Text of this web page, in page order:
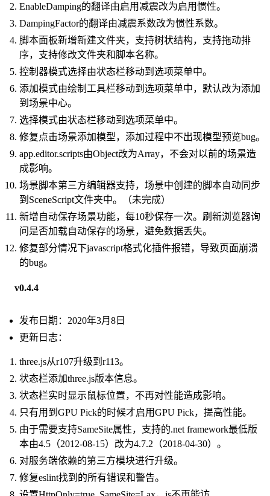
EnableDamping的翻译由启用减震改为启用惯性。
DampingFactor的翻译由减震系数改为惯性系数。
脚本面板新增新建文件夹，支持树状结构，支持拖动排
序，支持修改文件夹和脚本名称。
控制器模式选择由状态栏移动到选项菜单中。
添加模式由绘制工具栏移动到选项菜单中，默认改为添加
到场景中心。
选择模式由状态栏移动到选项菜单中。
修复点击场景添加模型，添加过程中不出现模型预览bug。
app.editor.scripts由Object改为Array，不会对以前的场景造
成影响。
场景脚本第三方编辑器支持，场景中创建的脚本自动同步
到SceneScript文件夹中。（未完成）
新增自动保存场景功能，每10秒保存一次。刷新浏览器询
问是否加载自动保存的场景，避免数据丢失。
修复部分情况下javascript格式化插件报错，导致页面崩溃
的bug。
v0.4.4
发布日期：2020年3月8日
更新日志：
three.js从r107升级到r113。
状态栏添加three.js版本信息。
状态栏实时显示鼠标位置，不再对性能造成影响。
只有用到GPU Pick的时候才启用GPU Pick，提高性能。
由于需要支持SameSite属性，支持的.net framework最低版
本由4.5（2012-08-15）改为4.7.2（2018-04-30）。
对服务端依赖的第三方模块进行升级。
修复eslint找到的所有错误和警告。